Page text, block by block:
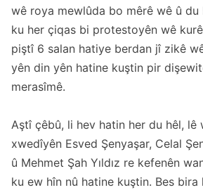
wê roya mewlûda bo mêrê wê û
ku her çiqas bi protestoyên wê
piştî 6 salan hatiye berdan jî zikê
yên din yên hatine kuştin pir
merasîmê.
Aştî çêbû, li hev hatin her du hêl, lê
xwedîyên Esved Şenyaşar, Celal
û Mehmet Şah Yıldız re kefenên
ku ew hîn nû hatine kuştin. Bes